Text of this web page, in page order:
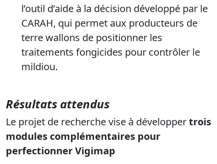
l’outil d’aide à la décision développé par le
CARAH, qui permet aux producteurs de
terre wallons de positionner les
traitements fongicides pour contrôler le
mildiou.
Résultats attendus
Le projet de recherche vise à développertrois
modules complémentaires pour
perfectionner Vigimap